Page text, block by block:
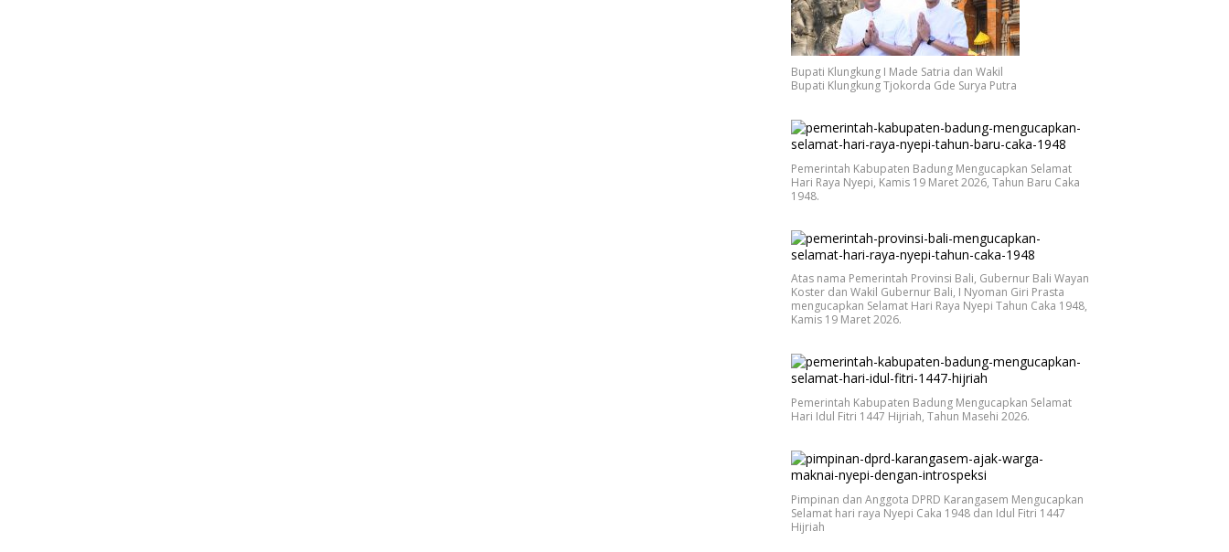
Bupati Klungkung I Made Satria dan Wakil
Bupati Klungkung Tjokorda Gde Surya Putra
Pemerintah Kabupaten Badung Mengucapkan Selamat
Hari Raya Nyepi, Kamis 19 Maret 2026, Tahun Baru Caka
1948.
Atas nama Pemerintah Provinsi Bali, Gubernur Bali Wayan
Koster dan Wakil Gubernur Bali, I Nyoman Giri Prasta
mengucapkan Selamat Hari Raya Nyepi Tahun Caka 1948,
Kamis 19 Maret 2026.
Pemerintah Kabupaten Badung Mengucapkan Selamat
Hari Idul Fitri 1447 Hijriah, Tahun Masehi 2026.
Pimpinan dan Anggota DPRD Karangasem Mengucapkan
Selamat hari raya Nyepi Caka 1948 dan Idul Fitri 1447
Hijriah